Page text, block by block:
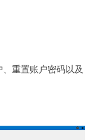
重置账户密码以及